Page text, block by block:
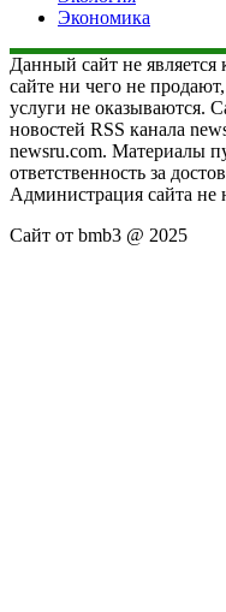
Экономика
Данный сайт не
сайте ни чего не
услуги не оказываются.
новостей RSS канала
newsru.com. Материалы
ответственность за
Администрация сайта не
Сайт от bmb3 @ 2025